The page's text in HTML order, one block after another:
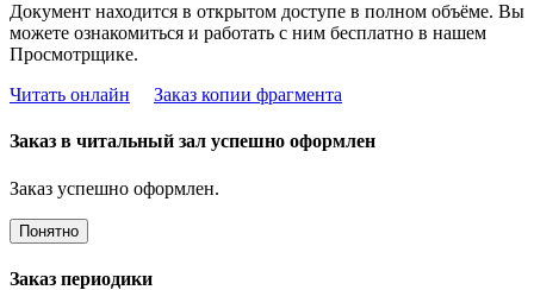
Документ находится в открытом доступе в полном объёме. Вы
можете ознакомиться и работать с ним бесплатно в нашем
Просмотрщике.
Читать онлайн
Заказ копии фрагмента
Заказ в читальный зал успешно оформлен
Заказ успешно оформлен.
Понятно
Заказ периодики